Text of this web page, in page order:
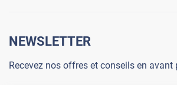
NEWSLETTER
Recevez nos offres et conseils en avant